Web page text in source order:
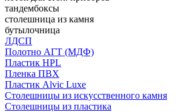
тандембоксы
столешница из камня
бутылочница
ЛДСП
Полотно АГТ (МДФ)
Пластик HPL
Пленка ПВХ
Пластик Alvic Luxe
Столешницы из искусственного камня
Столешницы из пластика